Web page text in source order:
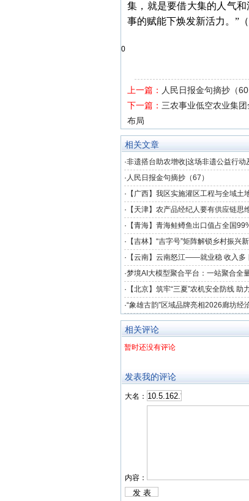
集，就是要借大集的人气
事的赋能下焕发新活力。”
0
上一篇： 人民日报金句摘抄（60
下一篇： 三农事业低空农业集
布局
相关文章
·非遗搭台助农增收|这场非遗公益行动
京
· 人民日报金句摘抄（67）
· 【广西】我区实施灌区工程与全域土
· 【天津】农产品经纪人要有供应链思
· 【青海】青海鲑鳟鱼出口值占全国
· 【吉林】“吉字号”矩阵解锁乡村振兴
· 【云南】云南怒江——就业稳 收入多
·梦境AI大模型聚合平台：一站聚合全
创作新境界
· 【北京】筑牢“三夏”农机安全防线 助
·“象雄古韵”区域品牌亮相2026廊坊经
协同发展
相关评论
暂时还没有评论
发表我的评论
大名：
内容：